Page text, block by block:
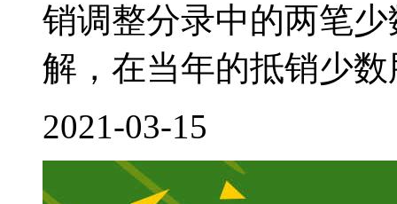
销调整分录中的两笔
解，在当年的抵销少
2021-03-15